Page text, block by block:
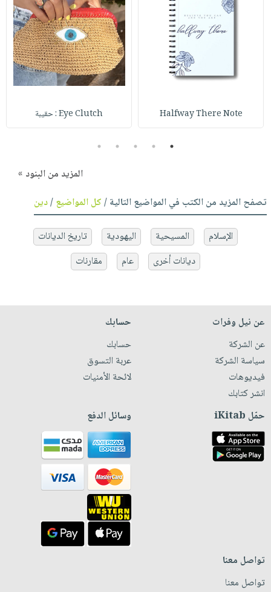
Halfway There Note Eye Clutch : حقيبة
1
2
3
4
5
المزيد من البنود »
تصفح المزيد من الكتب في المواضيع التالية /كل المواضيع/دين
الإسلام المسيحية اليهودية
تاريخ الديانات
ديانات أخرى
عام مقارنات
عن نيل وفرات
عن الشركة
سياسة الشركة
فيديوهات
انشر كتابك
حسابك
حسابك
عربة التسوق
لائحة الأمنيات
حمّل iKitab وسائل الدفع
تواصل معنا
تواصل معنا